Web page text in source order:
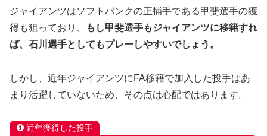
ジャイアンツはソフトバンクの正捕手である甲斐選手の獲
得も狙っており、
もし甲斐選手もジャイアンツに移籍すれ
ば、石川選手としてもプレーしやすいでしょう。
しかし、近年ジャイアンツにFA移籍で加入した投手はあ
まり活躍していないため、その点は心配ではあります。
近年獲得した投手